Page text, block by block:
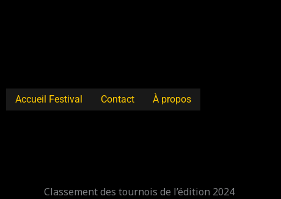
Accueil Festival Contact À propos
Classement des tournois de l’édition 2024